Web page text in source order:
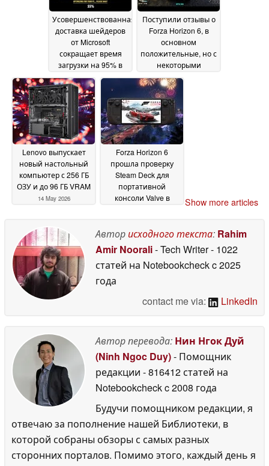
Усовершенствованная
доставка шейдеров
от Microsoft
сокращает время
загрузки на 95% в
Forza Horizon 6, но
блокирует функцию
за экосистемой
приложений Xbox19
May 2026
Поступили отзывы о
Forza Horizon 6, в
основном
положительные, но с
некоторыми
оговорками
Lenovo выпускает
новый настольный
компьютер с 256 ГБ
ОЗУ и до 96 ГБ VRAM
14 May 2026
Forza Horizon 6
прошла проверку
Steam Deck для
портативной
консоли Valve в
Show more articles
Авторисходного текста: Rahim
Amir Noorali- Tech Writer- 1022
статей на Notebookcheckc 2025
года
contact me via:
LinkedIn
Автор перевода: Нин Нгок Дуй
(Ninh Ngoc Duy)- Помощник
редакции - 816412 статей на
Notebookcheckc 2008 года
Будучи помощником редакции, я
отвечаю за пополнение нашей Библиотеки, в
которой собраны обзоры с самых разных
сторонних порталов. Помимо этого, каждый день я